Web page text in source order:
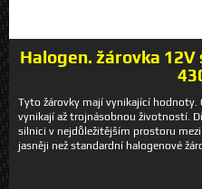
Halogen. žárovka
Tyto žárovky mají vynikající hodnoty.
vynikají až trojnásobnou životností.
silnici v nejdůležitějším prostoru
jasněji než standardní halogenové